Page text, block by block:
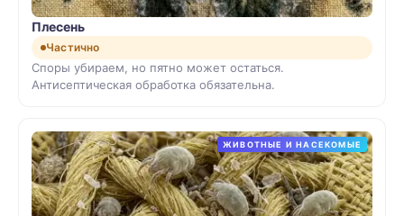
Плесень
Частично
Споры убираем, но пятно может остаться.
Антисептическая обработка обязательна.
ЖИВОТНЫЕ И НАСЕКОМЫЕ